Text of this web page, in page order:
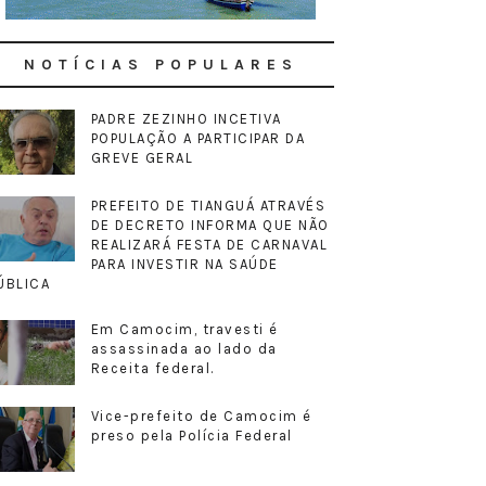
NOTÍCIAS POPULARES
PADRE ZEZINHO INCETIVA
POPULAÇÃO A PARTICIPAR DA
GREVE GERAL
PREFEITO DE TIANGUÁ ATRAVÉS
DE DECRETO INFORMA QUE NÃO
REALIZARÁ FESTA DE CARNAVAL
PARA INVESTIR NA SAÚDE
Em Camocim, travesti é
assassinada ao lado da
Receita federal.
Vice-prefeito de Camocim é
preso pela Polícia Federal